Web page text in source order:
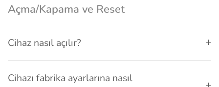
Açma/Kapama ve Reset
Cihaz nasıl açılır?
Cihazı fabrika ayarlarına nasıl